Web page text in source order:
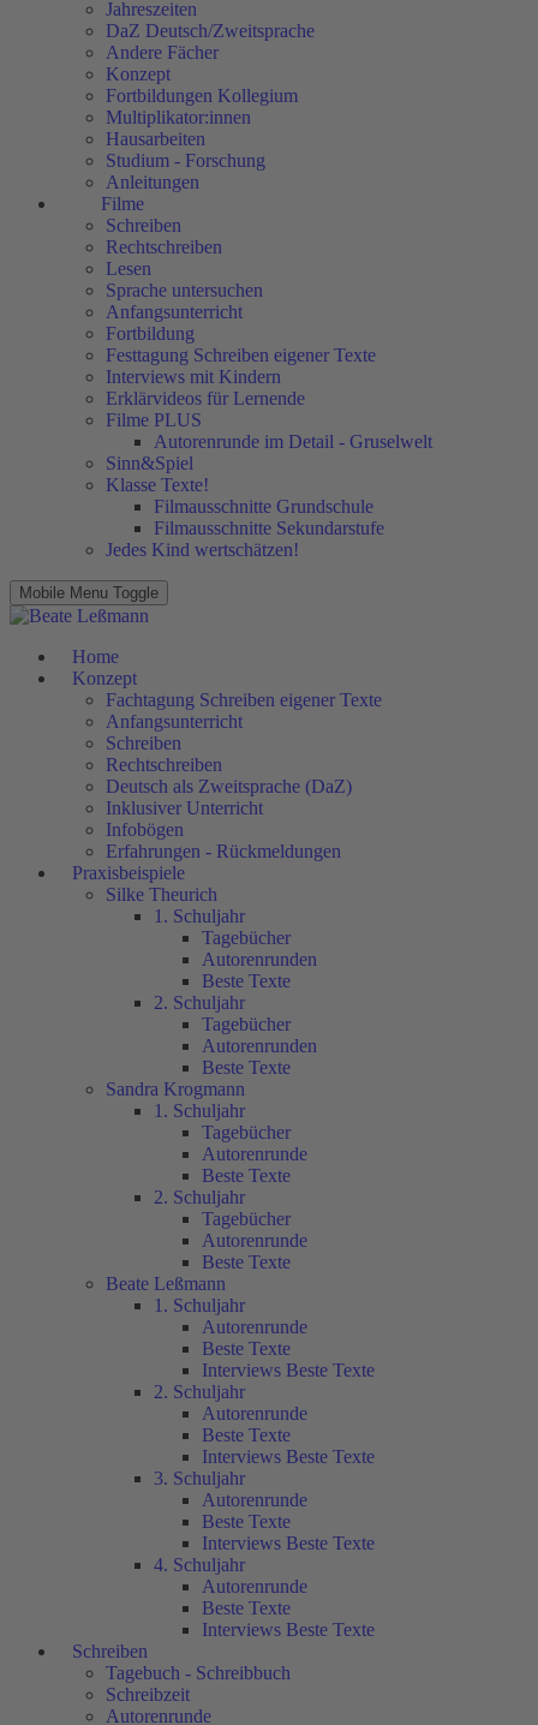
Jahreszeiten
DaZ Deutsch/Zweitsprache
Andere Fächer
Konzept
Fortbildungen Kollegium
Multiplikator:innen
Hausarbeiten
Studium - Forschung
Anleitungen
Filme
Schreiben
Rechtschreiben
Lesen
Sprache untersuchen
Anfangsunterricht
Fortbildung
Festtagung Schreiben eigener Texte
Interviews mit Kindern
Erklärvideos für Lernende
Filme PLUS
Autorenrunde im Detail - Gruselwelt
Sinn&Spiel
Klasse Texte!
Filmausschnitte Grundschule
Filmausschnitte Sekundarstufe
Jedes Kind wertschätzen!
Mobile Menu Toggle
Home
Konzept
Fachtagung Schreiben eigener Texte
Anfangsunterricht
Schreiben
Rechtschreiben
Deutsch als Zweitsprache (DaZ)
Inklusiver Unterricht
Infobögen
Erfahrungen - Rückmeldungen
Praxisbeispiele
Silke Theurich
1. Schuljahr
Tagebücher
Autorenrunden
Beste Texte
2. Schuljahr
Tagebücher
Autorenrunden
Beste Texte
Sandra Krogmann
1. Schuljahr
Tagebücher
Autorenrunde
Beste Texte
2. Schuljahr
Tagebücher
Autorenrunde
Beste Texte
Beate Leßmann
1. Schuljahr
Autorenrunde
Beste Texte
Interviews Beste Texte
2. Schuljahr
Autorenrunde
Beste Texte
Interviews Beste Texte
3. Schuljahr
Autorenrunde
Beste Texte
Interviews Beste Texte
4. Schuljahr
Autorenrunde
Beste Texte
Interviews Beste Texte
Schreiben
Tagebuch - Schreibbuch
Schreibzeit
Autorenrunde